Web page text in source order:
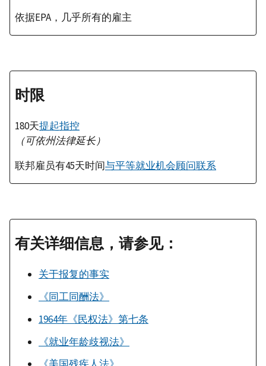
依据EPA，几乎所有的雇主
时限
180天提起指控
（可依州法律延长）
联邦雇员有45天时间与平等就业机会顾问联系
有关详细信息，请参见：
关于报复的事实
《同工同酬法》
1964年《民权法》第七条
《就业年龄歧视法》